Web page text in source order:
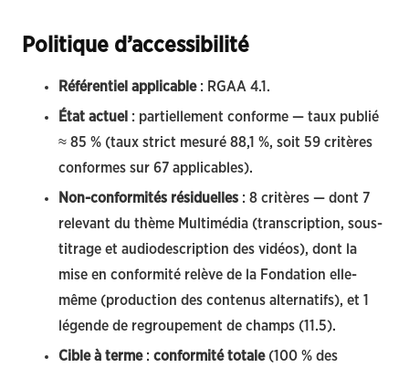
Politique d’accessibilité
Référentiel applicable: RGAA 4.1.
État actuel : partiellement conforme — taux publié
≈ 85 % (taux strict mesuré 88,1 %, soit 59 critères
conformes sur 67 applicables).
Non-conformités résiduelles : 8 critères — dont 7
relevant du thème Multimédia (transcription, sous-
titrage et audiodescription des vidéos), dont la
mise en conformité relève de la Fondation elle-
même (production des contenus alternatifs), et 1
légende de regroupement de champs (11.5).
Cible à terme: conformité totale(100 % des